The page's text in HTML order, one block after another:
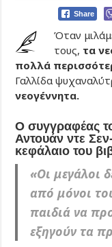
Share
Όταν
τους, τα
πολλά
Γαλλίδα
νεογέννητα.
Ο συγγραφέας
Αντουάν ντε
κεφάλαιο του
«Οι μεγάλοι
από μόνοι
παιδιά να
εξηγούν τα